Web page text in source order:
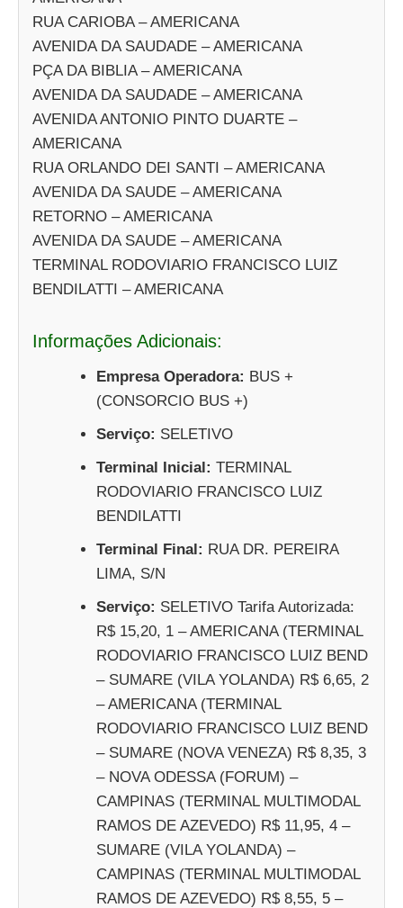
RUA CARIOBA – AMERICANA
AVENIDA DA SAUDADE – AMERICANA
PÇA DA BIBLIA – AMERICANA
AVENIDA DA SAUDADE – AMERICANA
AVENIDA ANTONIO PINTO DUARTE –
AMERICANA
RUA ORLANDO DEI SANTI – AMERICANA
AVENIDA DA SAUDE – AMERICANA
RETORNO – AMERICANA
AVENIDA DA SAUDE – AMERICANA
TERMINAL RODOVIARIO FRANCISCO LUIZ
BENDILATTI – AMERICANA
Informações Adicionais:
Empresa Operadora: BUS +
(CONSORCIO BUS +)
Serviço: SELETIVO
Terminal Inicial: TERMINAL
RODOVIARIO FRANCISCO LUIZ
BENDILATTI
Terminal Final: RUA DR. PEREIRA
LIMA, S/N
Serviço: SELETIVO Tarifa Autorizada:
R$ 15,20, 1 – AMERICANA (TERMINAL
RODOVIARIO FRANCISCO LUIZ BEND
– SUMARE (VILA YOLANDA) R$ 6,65, 2
– AMERICANA (TERMINAL
RODOVIARIO FRANCISCO LUIZ BEND
– SUMARE (NOVA VENEZA) R$ 8,35, 3
– NOVA ODESSA (FORUM) –
CAMPINAS (TERMINAL MULTIMODAL
RAMOS DE AZEVEDO) R$ 11,95, 4 –
SUMARE (VILA YOLANDA) –
CAMPINAS (TERMINAL MULTIMODAL
RAMOS DE AZEVEDO) R$ 8,55, 5 –